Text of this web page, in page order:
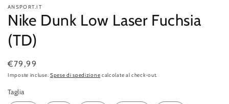
contenuti
multimediali
1
in
finestra
modale
ANSPORT.IT
Nike Dunk Low Laser Fuchsia
(TD)
Prezzo
di
listino
€79,99
Imposte incluse. Spese di spedizione calcolate al check-out.
Taglia